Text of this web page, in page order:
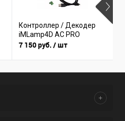
Контроллер / Декодер
iMLamp4D AC PRO
7 150 руб. / шт